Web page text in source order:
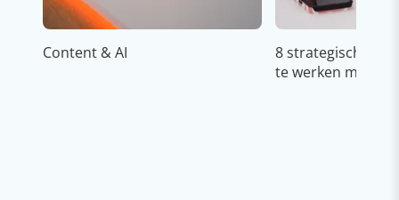
Content & AI
8 strategische
te werken met